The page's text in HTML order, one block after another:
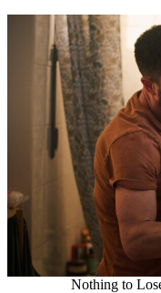
Nothing to